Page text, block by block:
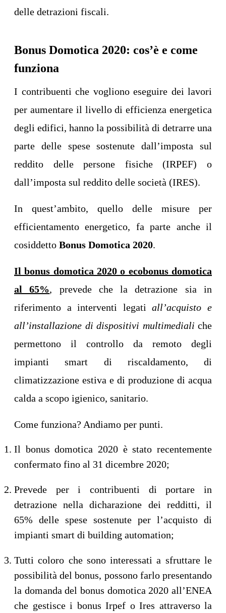
delle detrazioni fiscali.
Bonus Domotica 2020: cos’è e come
funziona
I contribuenti che vogliono eseguire dei lavori
per aumentare il livello di efficienza energetica
degli edifici, hanno la possibilità di detrarre una
parte delle spese sostenute dall’imposta sul
reddito delle persone fisiche (IRPEF) o
dall’imposta sul reddito delle società (IRES).
In quest’ambito, quello delle misure per
efficientamento energetico, fa parte anche il
cosiddetto Bonus Domotica 2020.
Il bonus domotica 2020 o ecobonus domotica
al 65%, prevede che la detrazione sia in
riferimento a interventi legatiall’acquisto e
all’installazione di dispositivi multimediali che
permettono il controllo da remoto degli
impianti smart di riscaldamento, di
climatizzazione estiva e di produzione di acqua
calda a scopo igienico, sanitario.
Come funziona? Andiamo per punti.
Il bonus domotica 2020 è stato recentemente
confermato fino al 31 dicembre 2020;
Prevede per i contribuenti di portare in
detrazione nella dicharazione dei redditti, il
65% delle spese sostenute per l’acquisto di
impianti smart di building automation;
Tutti coloro che sono interessati a sfruttare le
possibilità del bonus, possono farlo presentando
la domanda del bonus domotica 2020 all’ENEA
che gestisce i bonus Irpef o Ires attraverso la